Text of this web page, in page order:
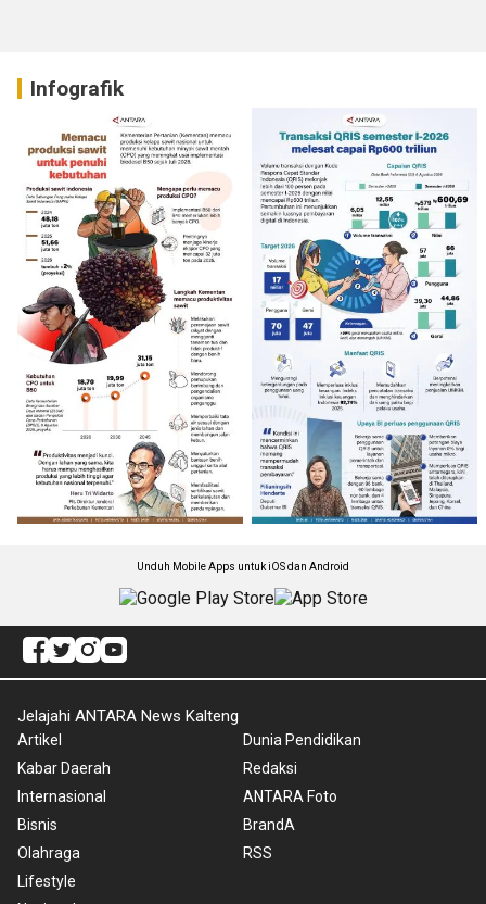
Infografik
Unduh Mobile Apps untuk iOS dan Android
Jelajahi ANTARA News Kalteng
Artikel
Kabar Daerah
Internasional
Bisnis
Olahraga
Lifestyle
Dunia Pendidikan
Redaksi
ANTARA Foto
BrandA
RSS